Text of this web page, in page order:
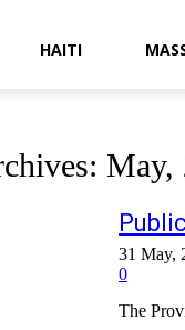
HAITI
May,
31 May,
0
The